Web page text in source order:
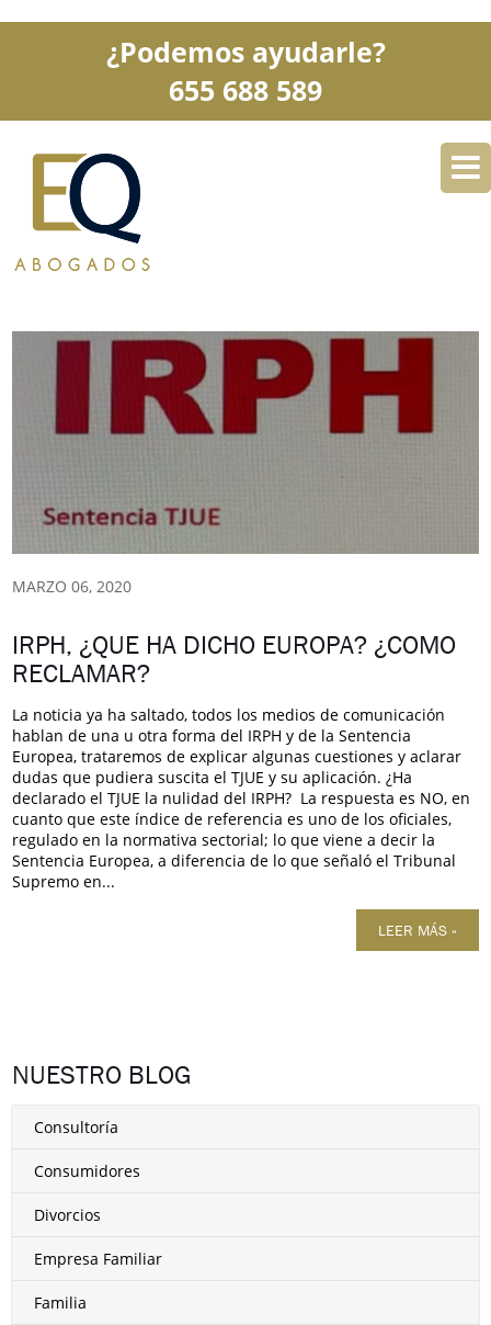
¿Podemos ayudarle?
655 688 589
SERVICIOS
BLOG CONTACTO
MARZO 06, 2020
IRPH, ¿QUE HA DICHO EUROPA? ¿COMO
RECLAMAR?
La noticia ya ha saltado, todos los medios de comunicación
hablan de una u otra forma del IRPH y de la Sentencia
Europea, trataremos de explicar algunas cuestiones y aclarar
dudas que pudiera suscita el TJUE y su aplicación. ¿Ha
declarado el TJUE la nulidad del IRPH? La respuesta es NO, en
cuanto que este índice de referencia es uno de los oficiales,
regulado en la normativa sectorial; lo que viene a decir la
Sentencia Europea, a diferencia de lo que señaló el Tribunal
Supremo en...
LEER MÁS »
NUESTRO BLOG
Consultoría
Consumidores
Divorcios
Empresa Familiar
Familia